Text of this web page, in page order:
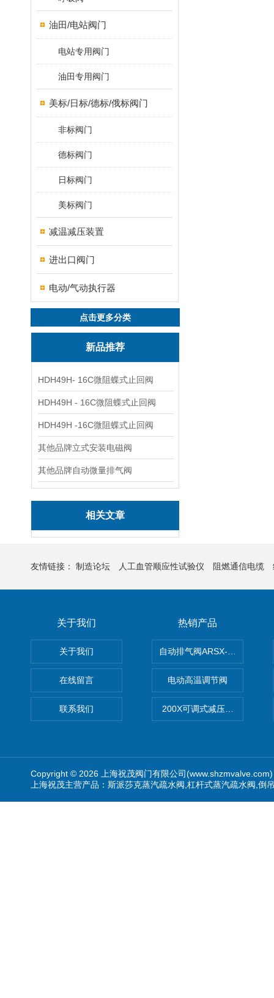
油田/电站阀门
电站专用阀门
油田专用阀门
美标/日标/德标/俄标阀门
非标阀门
德标阀门
日标阀门
美标阀门
减温减压装置
进出口阀门
电动/气动执行器
点击更多分类
新品推荐
HDH49H- 16C微阻蝶式止回阀
HDH49H - 16C微阻蝶式止回阀
HDH49H -16C微阻蝶式止回阀
其他品牌立式安装电磁阀
其他品牌自动微量排气阀
相关文章
友情链接： 制造论坛 人工血管顺应性试验仪 阻燃通信电缆
关于我们
关于我们
在线留言
联系我们
热销产品
自动排气阀ARSX-0015/
电动高温调节阀
200X可调式减压阀（减压稳
Copyright © 2026 上海祝茂阀门有限公司
上海祝茂主营产品：斯派莎克蒸汽疏水阀,杠杆式蒸汽疏水阀,倒